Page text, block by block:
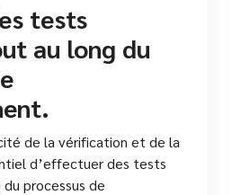
tests
au long du
de la vérification et de la
d’effectuer des tests
processus de